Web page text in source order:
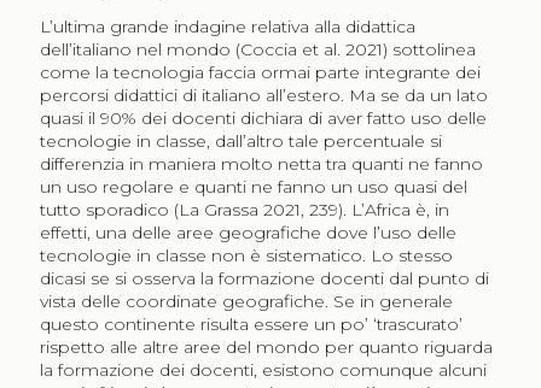
L’ultima grande indagine relativa alla didattica
dell’italiano nel mondo (Coccia et al. 2021) sottolinea
come la tecnologia faccia ormai parte integrante dei
percorsi didattici di italiano all’estero. Ma se da un lato
quasi il 90% dei docenti dichiara di aver fatto uso delle
tecnologie in classe, dall’altro tale percentuale si
differenzia in maniera molto netta tra quanti ne fanno
un uso regolare e quanti ne fanno un uso quasi del
tutto sporadico (La Grassa 2021, 239). L’Africa è, in
effetti, una delle aree geografiche dove l’uso delle
tecnologie in classe non è sistematico. Lo stesso
dicasi se si osserva la formazione docenti dal punto di
vista delle coordinate geografiche. Se in generale
questo continente risulta essere un po’ ‘trascurato’
rispetto alle altre aree del mondo per quanto riguarda
la formazione dei docenti, esistono comunque alcuni